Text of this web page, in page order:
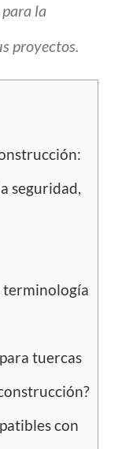
la
proyectos.
seguridad,
terminología
tuercas
con